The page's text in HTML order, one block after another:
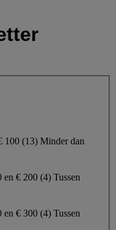
100 (13) Minder dan
en € 200 (4) Tussen
en € 300 (4) Tussen